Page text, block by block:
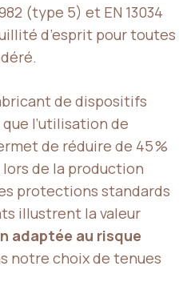
(type 5) et EN 13034
d’esprit pour toutes
de dispositifs
l’utilisation de
de réduire de 45 %
de la production
protections standards
illustrent la valeur
adaptée au risque
notre choix de tenues